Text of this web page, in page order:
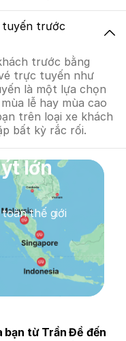
tuyến trước
trước bằng
trực tuyến như
là một lựa chọn
lễ hay mùa cao
trên loại xe khách
bất kỳ rắc rối.
lớn
thế giới
bạn từ Trần Đề đến